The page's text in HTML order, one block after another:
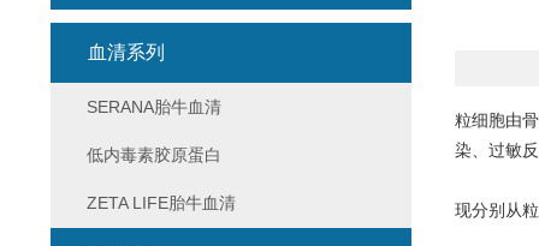
粒细胞由
染、过敏
现分别从
血清系列
SERANA胎牛血清
低内毒素胶原蛋白
ZETA LIFE胎牛血清